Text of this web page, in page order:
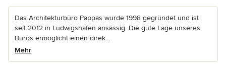
Das Architekturbüro Pappas wurde 1998 gegründet und ist
seit 2012 in Ludwigshafen ansässig. Die gute Lage unseres
Büros ermöglicht einen direk...
Mehr